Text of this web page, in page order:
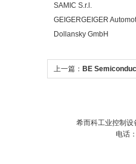
SAMIC S.r.l.
GEIGERGEIGER
Dollansky GmbH
上一篇： BE
希而科工业控制设
电话